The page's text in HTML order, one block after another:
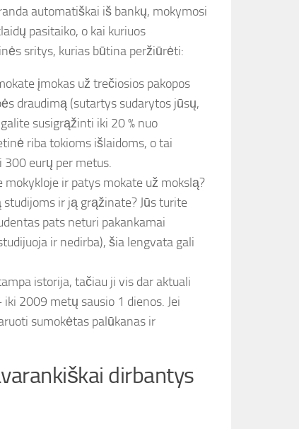
automatiškai iš bankų, mokymosi
pasitaiko, o kai kuriuos
sritys, kurias būtina peržiūrėti:
įmokas už trečiosios pakopos
draudimą (sutartys sudarytos jūsų,
susigrąžinti iki 20 % nuo
riba tokioms išlaidoms, o tai
eurų per metus.
mokykloje ir patys mokate už mokslą?
ir ją grąžinate? Jūs turite
pats neturi pakankamai
ir nedirba), šia lengvata gali
istorija, tačiau ji vis dar aktuali
2009 metų sausio 1 dienos. Jei
sumokėtas palūkanas ir
dirbantys